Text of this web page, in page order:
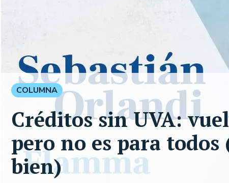
COLUMNA
Créditos sin UVA:
pero no es para
bien)